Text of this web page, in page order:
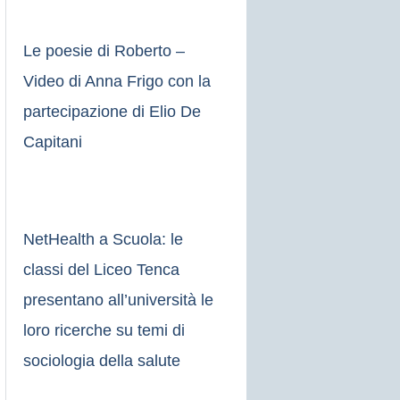
Le poesie di Roberto –
Video di Anna Frigo con la
partecipazione di Elio De
Capitani
NetHealth a Scuola: le
classi del Liceo Tenca
presentano all’università le
loro ricerche su temi di
sociologia della salute